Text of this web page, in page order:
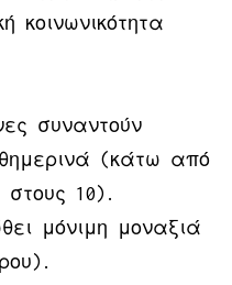
κοινωνικότητα
συναντούν
(κάτω από
10).
μόνιμη μοναξιά